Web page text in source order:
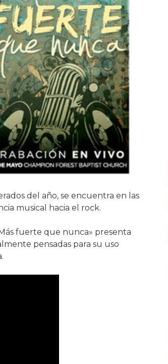
del año, se encuentra en las
musical hacia el rock.
fuerte que nunca» presenta
pensadas para su uso